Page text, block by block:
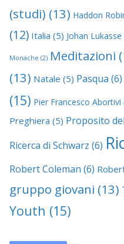
(studi) (13) Haddon
(12) Italia (5) Johan Lukasse
Monache (2) Meditazioni
(13) Natale (5) Pasqua (6)
(15) Pier Francesco Abortivi
Preghiera (5) Proposito
Ricerca di Schwarz (6)
Robert Coleman (6)
gruppo giovani (13)
Youth (15)